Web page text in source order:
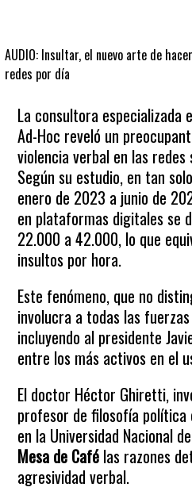
AUDIO: Insultar, el nuevo arte de
redes por día
La consultora especializada
Ad-Hoc reveló un
violencia verbal en las
Según su estudio, en tan
enero de 2023 a junio de
en plataformas digitales se
22.000 a 42.000, lo que
insultos por hora.
Este fenómeno, que no
involucra a todas las
incluyendo al presidente
entre los más activos en el
El doctor Héctor Ghiretti,
profesor de filosofía política
en la Universidad Nacional
Mesa de Café las razones
agresividad verbal.